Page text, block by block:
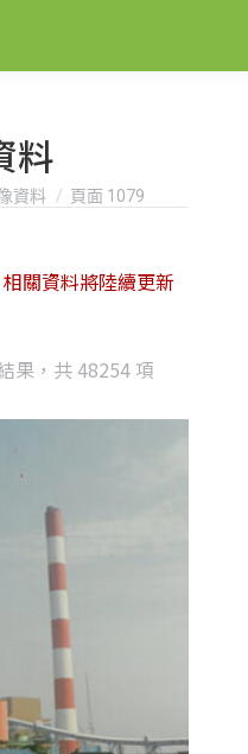
料
資料 頁面 1079
果，共 48254 項
latest
關資料將陸續更新